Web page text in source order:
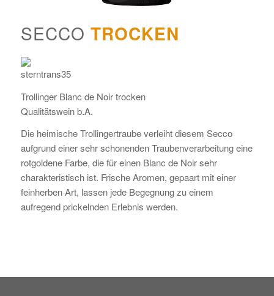
SECCO TROCKEN
Trollinger Blanc de Noir trocken
Qualitätswein b.A.
Die heimische Trollingertraube verleiht diesem Secco
aufgrund einer sehr schonenden Traubenverarbeitung eine
rotgoldene Farbe, die für einen Blanc de Noir sehr
charakteristisch ist. Frische Aromen, gepaart mit einer
feinherben Art, lassen jede Begegnung zu einem
aufregend prickelnden Erlebnis werden.